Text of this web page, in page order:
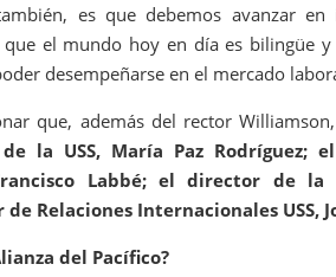
es que debemos avanzar
el mundo hoy en día es bilingüe
desempeñarse en el mercado
que, además del rector
de la USS, María Paz Rodríguez;
Labbé; el director de
Relaciones Internacionales USS,
del Pacífico?